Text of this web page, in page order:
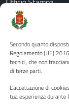
Secondo quanto
Regolamento (UE)
tecnici, che non
di terze parti.
L'accettazione di
tua esperienza durante
Amministrazione
Albo pretorio
Informativa privacy
Note legali
Piano di